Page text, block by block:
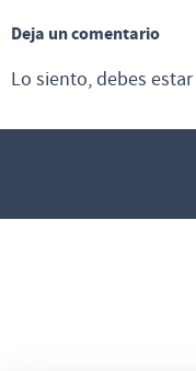
Deja un comentario
Lo siento, debes estar